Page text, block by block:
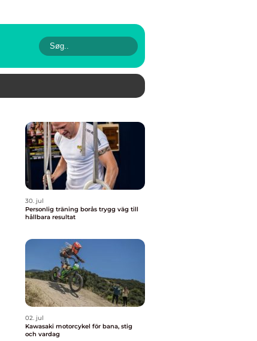
30. jul
Personlig träning borås trygg väg till
hållbara resultat
02. jul
Kawasaki motorcykel för bana, stig
och vardag